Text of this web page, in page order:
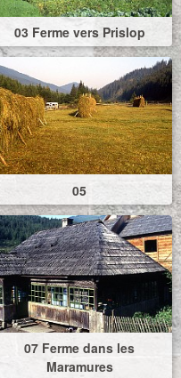
03 Ferme vers Prislop
05
07 Ferme dans les
Maramures